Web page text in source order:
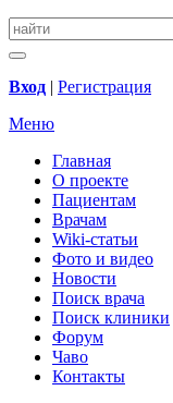
Вход | Регистрация
Меню
Главная
О проекте
Пациентам
Врачам
Wiki-статьи
Фото и видео
Новости
Поиск врача
Поиск клиники
Форум
Чаво
Контакты